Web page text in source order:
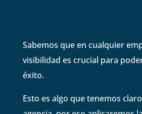
Sabemos que en cualquier
visibilidad es crucial para
éxito.
Esto es algo que tenemos